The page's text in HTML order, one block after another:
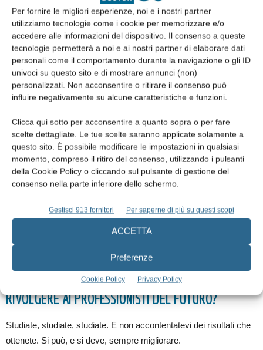
Per fornire le migliori esperienze, noi e i nostri partner
utilizziamo tecnologie come i cookie per memorizzare e/o
accedere alle informazioni del dispositivo. Il consenso a queste
tecnologie permetterà a noi e ai nostri partner di elaborare dati
personali come il comportamento durante la navigazione o gli ID
univoci su questo sito e di mostrare annunci (non)
personalizzati. Non acconsentire o ritirare il consenso può
influire negativamente su alcune caratteristiche e funzioni.
Clicca qui sotto per acconsentire a quanto sopra o per fare
scelte dettagliate. Le tue scelte saranno applicate solamente a
questo sito. È possibile modificare le impostazioni in qualsiasi
momento, compreso il ritiro del consenso, utilizzando i pulsanti
della Cookie Policy o cliccando sul pulsante di gestione del
consenso nella parte inferiore dello schermo.
Gestisci 913 fornitori Per saperne di più su questi scopi
ACCETTA
Preferenze
Cookie Policy Privacy Policy
comunque dei fondi alla ricerca. Tutto può e deve essere
migliorato, ma ci sono le premesse per osservare con ottimismo
il divenire delle prospettive della ricerca anche in Italia.
IMPLANTOLOGIA MODERNA: VUOLE ILLUSTRARCI LO
STATO DELL’ARTE? COSA AUSPICA PER IL FUTURO DI
TALE BRANCA SPECIALISTICA?
Domanda complessa: la risposta può essere fatta con un’altra
domanda. Lei crede che la percentuale di successo degli impianti
in tutte le realtà cliniche sia quella riportata dagli studi effettuati nei
più moderni ed avanzati centri di implantologia di tutto il mondo?
credo che il futuro sia questo: realizzare metodiche implantari
adeguate, tali da consentire a chiunque di ottenere alte percentuali
di successo.
QUALI CONSIGLI E SUGGERIMENTI VORREBBE
RIVOLGERE AI PROFESSIONISTI DEL FUTURO?
Studiate, studiate, studiate. E non accontentatevi dei risultati che
ottenete. Si può, e si deve, sempre migliorare.